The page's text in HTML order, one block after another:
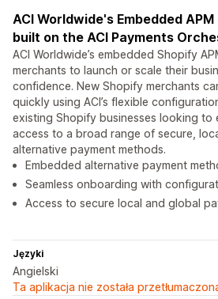
ACI Worldwide's Embedded
built on the ACI Payments
ACI Worldwide’s embedded Shopify
merchants to launch or scale their
confidence. New Shopify merchants
quickly using ACI’s flexible
existing Shopify businesses looking to
access to a broad range of secure,
alternative payment methods.
Embedded alternative payment
Seamless onboarding with
Access to secure local and global
Języki
Angielski
Ta aplikacja nie została